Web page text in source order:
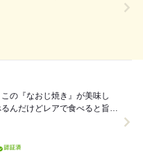
い様子で何組かは2号店（野
の『なおじ焼き』が美味し
んだけどレアで食べると旨